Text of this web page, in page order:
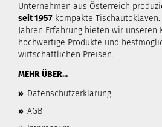
Unternehmen aus Österreich
seit 1957 kompakte
Jahren Erfahrung bieten wir
hochwertige Produkte und
wirtschaftlichen Preisen.
MEHR ÜBER...
» Datenschutzerklärung
» AGB